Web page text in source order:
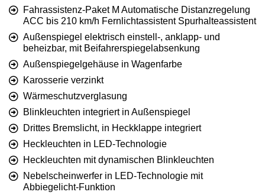
Fahrassistenz-Paket M Automatische Distanzregelung
ACC bis 210 km/h Fernlichtassistent Spurhalteassistent
Außenspiegel elektrisch einstell-, anklapp- und
beheizbar, mit Beifahrerspiegelabsenkung
Außenspiegelgehäuse in Wagenfarbe
Karosserie verzinkt
Wärmeschutzverglasung
Blinkleuchten integriert in Außenspiegel
Drittes Bremslicht, in Heckklappe integriert
Heckleuchten in LED-Technologie
Heckleuchten mit dynamischen Blinkleuchten
Nebelscheinwerfer in LED-Technologie mit
Abbiegelicht-Funktion